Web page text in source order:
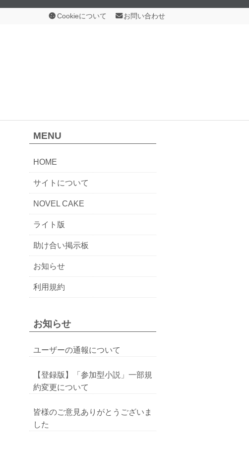
Cookieについて お問い合わせ
MENU
HOME
サイトについて
NOVEL CAKE
ライト版
助け合い掲示板
お知らせ
利用規約
お知らせ
ユーザーの通報について
【登録版】「参加型小説」一部規
約変更について
皆様のご意見ありがとうございま
した